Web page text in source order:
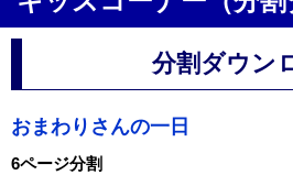
分割ダウン
おまわりさんの一日
6ページ分割